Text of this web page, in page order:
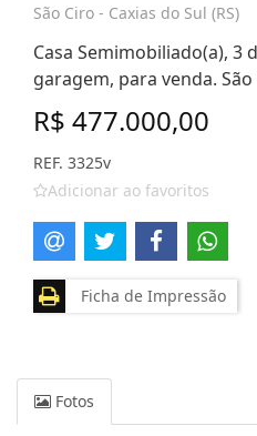
São Ciro - Caxias do Sul (RS)
Casa Semimobiliado(a), 3
garagem, para venda. São
R$ 477.000,00
REF. 3325v
Adicionar ao favoritos
Ficha de Impressão
Fotos